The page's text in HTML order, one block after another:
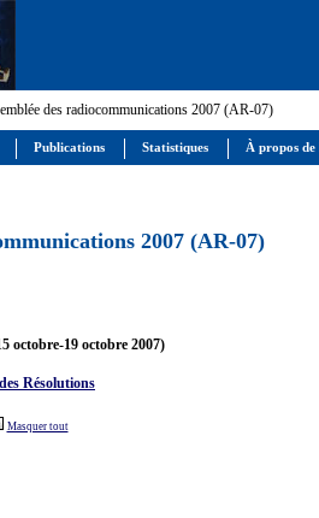
des radiocommunications 2007 (AR-07)
2007 (AR-07)
octobre-19 octobre 2007)
Résolutions
Masquer tout
Publications Statistiques À propos